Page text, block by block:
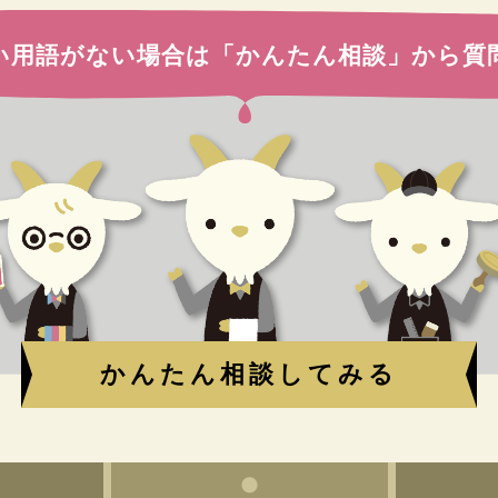
用語がない場合は 「かんたん相談」から質
かんたん相談してみる